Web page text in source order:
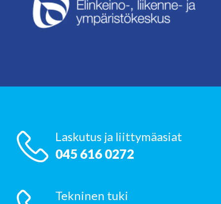
Laskutus ja liittymäasiat
045 616 0272
Tekninen tuki